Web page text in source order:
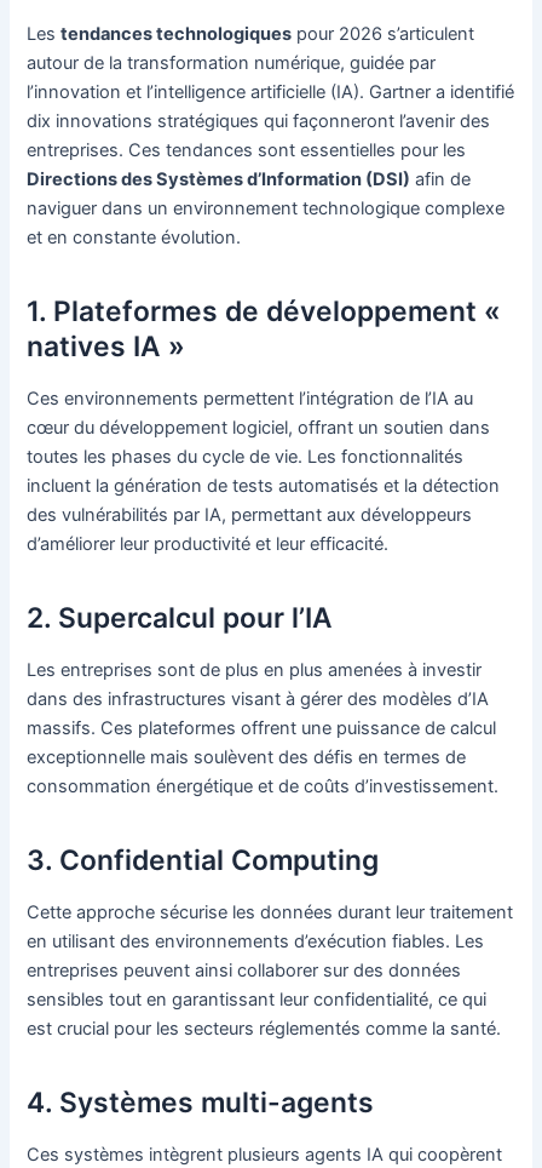
Lestendances technologiques pour 2026 s’articulent
autour de la transformation numérique, guidée par
l’innovation et l’intelligence artificielle (IA). Gartner a identifié
dix innovations stratégiques qui façonneront l’avenir des
entreprises. Ces tendances sont essentielles pour les
Directions des Systèmes d’Information (DSI) afin de
naviguer dans un environnement technologique complexe
et en constante évolution.
1. Plateformes de développement «
natives IA »
Ces environnements permettent l’intégration de l’IA au
cœur du développement logiciel, offrant un soutien dans
toutes les phases du cycle de vie. Les fonctionnalités
incluent la génération de tests automatisés et la détection
des vulnérabilités par IA, permettant aux développeurs
d’améliorer leur productivité et leur efficacité.
2. Supercalcul pour l’IA
Les entreprises sont de plus en plus amenées à investir
dans des infrastructures visant à gérer des modèles d’IA
massifs. Ces plateformes offrent une puissance de calcul
exceptionnelle mais soulèvent des défis en termes de
consommation énergétique et de coûts d’investissement.
3. Confidential Computing
Cette approche sécurise les données durant leur traitement
en utilisant des environnements d’exécution fiables. Les
entreprises peuvent ainsi collaborer sur des données
sensibles tout en garantissant leur confidentialité, ce qui
est crucial pour les secteurs réglementés comme la santé.
4. Systèmes multi-agents
Ces systèmes intègrent plusieurs agents IA qui coopèrent